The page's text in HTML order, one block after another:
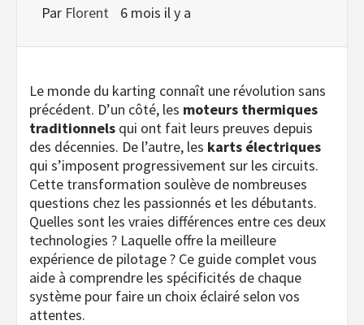
Par Florent 6 mois il y a
Le monde du karting connaît une révolution sans
précédent. D’un côté, les moteurs thermiques
traditionnels qui ont fait leurs preuves depuis
des décennies. De l’autre, les karts électriques
qui s’imposent progressivement sur les circuits.
Cette transformation soulève de nombreuses
questions chez les passionnés et les débutants.
Quelles sont les vraies différences entre ces deux
technologies ? Laquelle offre la meilleure
expérience de pilotage ? Ce guide complet vous
aide à comprendre les spécificités de chaque
système pour faire un choix éclairé selon vos
attentes.